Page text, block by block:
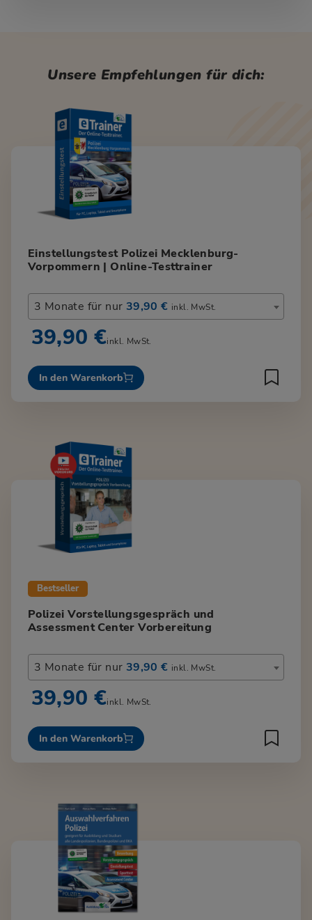
Unsere Empfehlungen für dich:
Einstellungstest Polizei Mecklenburg-
Vorpommern | Online-Testtrainer
3 Monate für nur 39,90 € inkl. MwSt.
39,90 €inkl. MwSt.
In den Warenkorb
Bestseller
Polizei Vorstellungsgespräch und
Assessment Center Vorbereitung
3 Monate für nur 39,90 € inkl. MwSt.
39,90 €inkl. MwSt.
In den Warenkorb